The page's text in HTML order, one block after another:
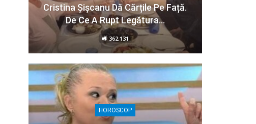
Cristina Șișcanu Dă Cărțile Pe Față.
De Ce A Rupt Legătura…
362,131
HOROSCOP